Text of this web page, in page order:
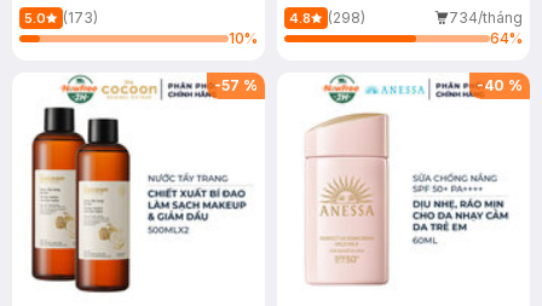
150ml
5.0
(173)
10%
4.8 (298)
734/tháng
64%
-57 % -40 %